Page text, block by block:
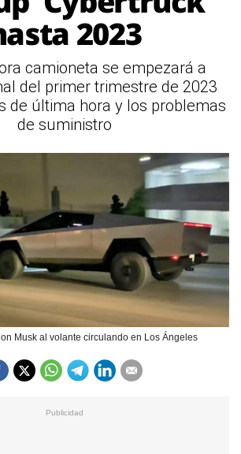
2023
camioneta se empezará a
del primer trimestre de 2023
de última hora y los problemas
de suministro
Musk al volante circulando en Los Ángeles